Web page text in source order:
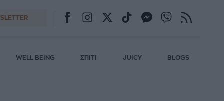
WELL BEING ΣΠΙΤΙ JUICY BLOGS